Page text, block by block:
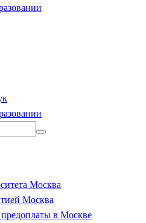
Москва
Москва
в Москве